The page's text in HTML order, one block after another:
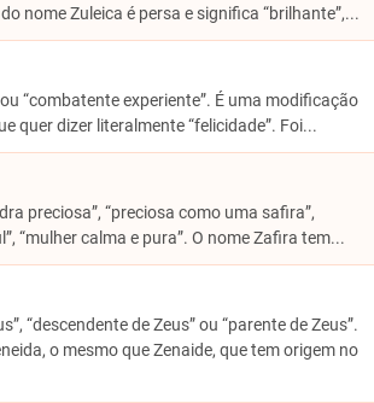
nome Zuleica é persa e significa “brilhante”,...
“combatente experiente”. É uma modificação
quer dizer literalmente “felicidade”. Foi...
preciosa”, “preciosa como uma safira”,
“mulher calma e pura”. O nome Zafira tem...
“descendente de Zeus” ou “parente de Zeus”.
o mesmo que Zenaide, que tem origem no